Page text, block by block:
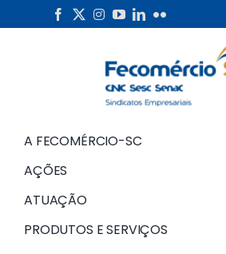
to
A FECOMÉRCIO-SC
AÇÕES
ATUAÇÃO
PRODUTOS E SERVIÇOS